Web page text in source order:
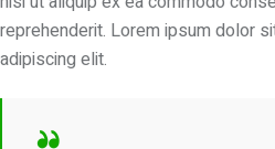
reprehenderit. Lorem ipsum dolor
adipiscing elit.